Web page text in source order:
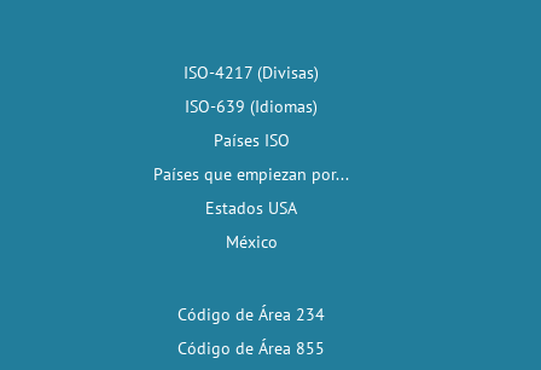
ISO-4217 (Divisas)
ISO-639 (Idiomas)
Países ISO
Países que empiezan por...
Estados USA
México
Código de Área 234
Código de Área 855